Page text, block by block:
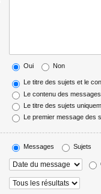
Oui Non
Le titre des sujets et le
Le contenu des
Le titre des sujets
Le premier message des
Messages Sujets